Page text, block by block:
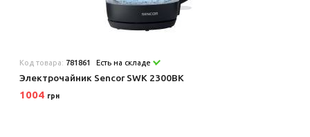
Код товара: 781861 Есть на складе
Электрочайник Sencor SWK 2300BK
1004 грн